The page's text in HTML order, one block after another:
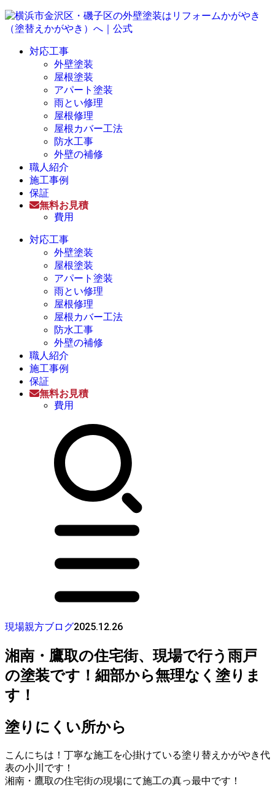
対応工事
外壁塗装
屋根塗装
アパート塗装
雨とい修理
屋根修理
屋根カバー工法
防水工事
外壁の補修
職人紹介
施工事例
保証
無料お見積
費用
対応工事
外壁塗装
屋根塗装
アパート塗装
雨とい修理
屋根修理
屋根カバー工法
防水工事
外壁の補修
職人紹介
施工事例
保証
無料お見積
費用
現場親方ブログ2025.12.26
湘南・鷹取の住宅街、現場で行う雨戸
の塗装です！細部から無理なく塗りま
す！
塗りにくい所から
こんにちは！丁寧な施工を心掛けている塗り替えかがやき代
表の小川です！
湘南・鷹取の住宅街の現場にて施工の真っ最中です！